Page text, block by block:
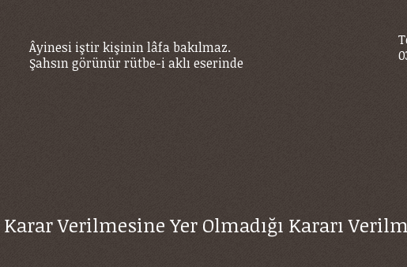
Âyinesi iştir kişinin lâfa bakılmaz.
Şahsın görünür rütbe-i aklı eserinde
Verilmesine Yer Olmadığı Kararı